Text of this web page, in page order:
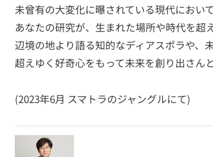
未曾有の大変化に曝されている現代におい
あなたの研究が、生まれた場所や時代を超
辺境の地より語る知的なディアスポラや、
超えゆく好奇心をもって未来を創り出さん
(2023年6月 スマトラのジャングルにて)